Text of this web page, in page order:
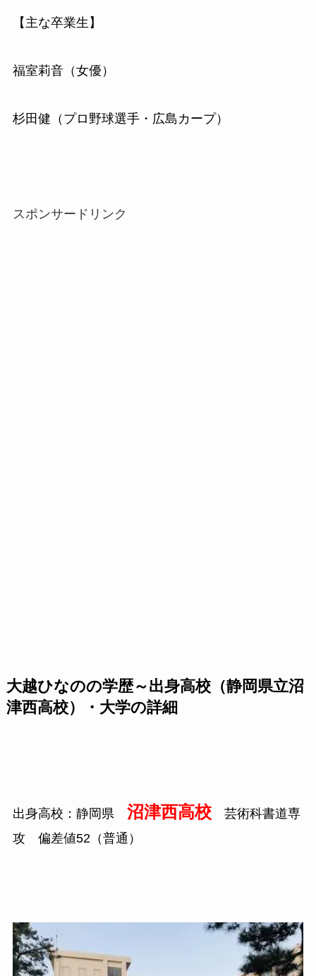
【主な卒業生】
福室莉音（女優）
杉田健（プロ野球選手・広島カープ）
スポンサードリンク
大越ひなのの学歴～出身高校（静岡県立沼
津西高校）・大学の詳細
出身高校：静岡県 沼津西高校芸術科書道専
攻 偏差値52（普通）